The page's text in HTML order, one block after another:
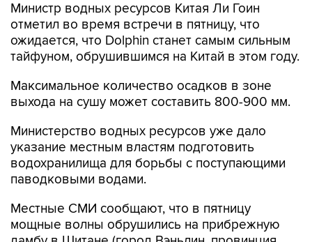
Министр водных ресурсов Китая Ли Гоин
отметил во время встречи в пятницу, что
ожидается, что Dolphin станет самым сильным
тайфуном, обрушившимся на Китай в этом году.
Максимальное количество осадков в зоне
выхода на сушу может составить 800-900 мм.
Министерство водных ресурсов уже дало
указание местным властям подготовить
водохранилища для борьбы с поступающими
паводковыми водами.
Местные СМИ сообщают, что в пятницу
мощные волны обрушились на прибрежную